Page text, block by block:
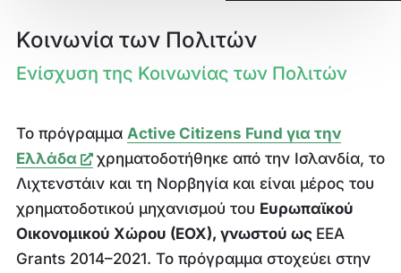
Κοινωνία των Πολιτών
Ενίσχυση της Κοινωνίας των Πολιτών
Το πρόγραμμα Active Citizens Fund για την
Ελλάδα
χρηματοδοτήθηκε από την Ισλανδία, το
Λιχτενστάιν και τη Νορβηγία και είναι μέρος του
χρηματοδοτικού μηχανισμού του Ευρωπαϊκού
Οικονομικού Χώρου (ΕΟΧ), γνωστού ως EEA
Grants 2014–2021. Το πρόγραμμα στοχεύει στην